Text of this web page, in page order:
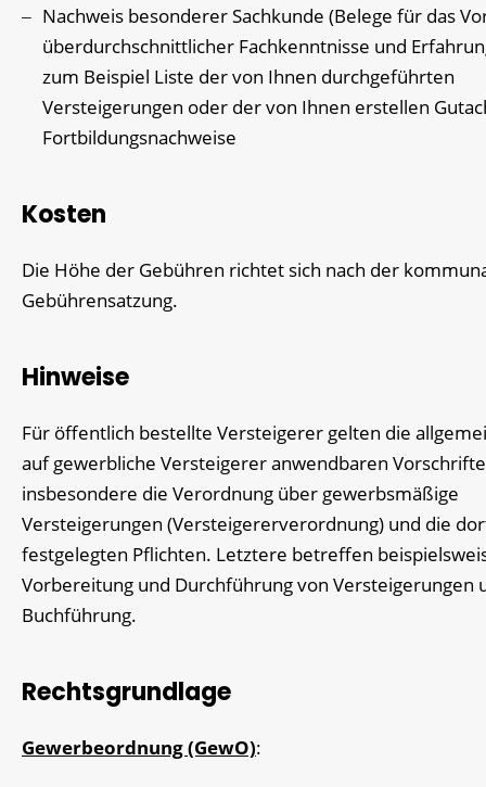
Nachweis besonderer Sachkunde (Belege für das
überdurchschnittlicher Fachkenntnisse und
zum Beispiel Liste der von Ihnen durchgeführten
Versteigerungen oder der von Ihnen erstellen
Fortbildungsnachweise
Kosten
Die Höhe der Gebühren richtet sich nach der
Gebührensatzung.
Hinweise
Für öffentlich bestellte Versteigerer gelten die
auf gewerbliche Versteigerer anwendbaren
insbesondere die Verordnung über gewerbsmäßige
Versteigerungen (Versteigererverordnung) und die
festgelegten Pflichten. Letztere betreffen
Vorbereitung und Durchführung von Versteigerungen
Buchführung.
Rechtsgrundlage
Gewerbeordnung (GewO):